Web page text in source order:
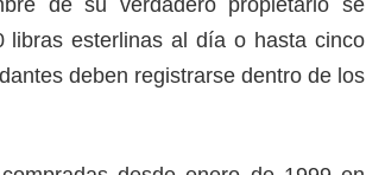
libras esterlinas al día o hasta cinco
deben registrarse dentro de los